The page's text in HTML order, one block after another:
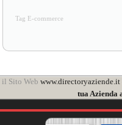
Tag E-commerce
il Sito Web www.directoryaziende.it
tua Azienda